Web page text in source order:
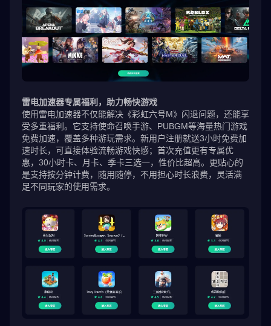
雷电加速器专属福利，助力畅快游戏
使用雷电加速器不仅能解决《彩虹六号M》闪退问题，还能享
受多重福利。它支持使命召唤手游、PUBGM等海量热门游戏
免费加速，覆盖多种游玩需求。新用户注册就送3小时免费加
速时长，可直接体验流畅游戏快感；首次充值更有专属优
惠，30小时卡、月卡、季卡三选一，性价比超高。更贴心的
是支持按分钟计费，随用随停，不用担心时长浪费，灵活满
足不同玩家的使用需求。